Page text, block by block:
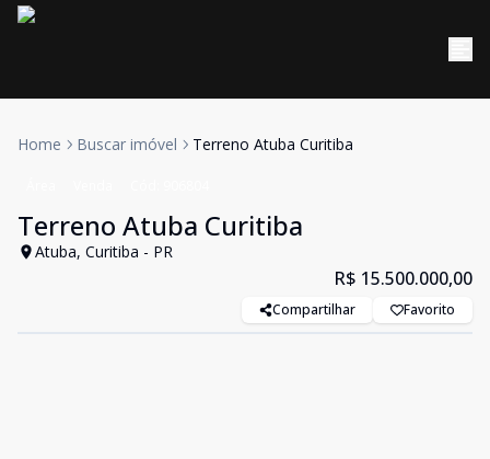
Home Buscar imóvel Terreno Atuba Curitiba
Terreno Atuba Curitiba
Atuba, Curitiba - PR
R$ 15.500.000,00
Compartilhar Favorito